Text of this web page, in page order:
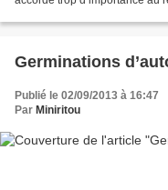
Germinations
Publié le 02/09/2013 à 16:47
Par Miniritou